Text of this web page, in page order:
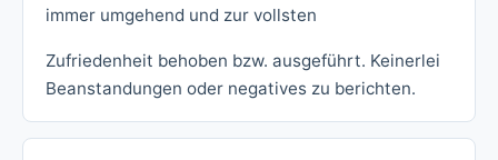
immer umgehend und zur vollsten
Zufriedenheit behoben bzw. ausgeführt. Keinerlei
Beanstandungen oder negatives zu berichten.